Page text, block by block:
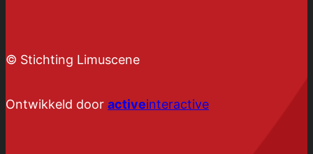
© Stichting Limuscene
Ontwikkeld door activeinteractive